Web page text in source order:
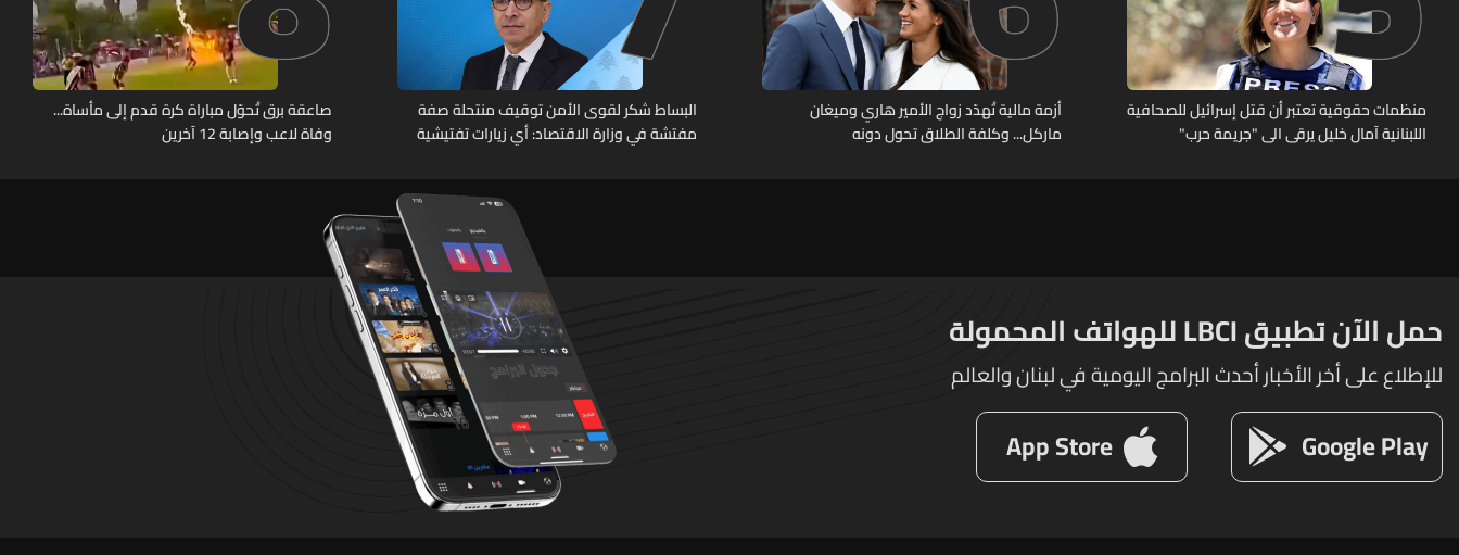
منظمات حقوقية تعتبر أن قتل إسرائيل للصحافية
اللبنانية آمال خليل يرقى الى "جريمة حرب"
أزمة مالية تُهدّد زواج الأمير هاري وميغان
ماركل... وكلفة الطلاق تحول دونه
البساط شكر لقوى الأمن توقيف منتحلة صفة
مفتشة في وزارة الاقتصاد: أي زيارات تفتيشية
صاعقة برق تُحوّل مباراة كرة قدم إلى مأساة...
وفاة لاعب وإصابة 12 آخرين
حمل الآن تطبيق LBCI للهواتف المحمولة
للإطلاع على أخر الأخبار أحدث البرامج اليومية في لبنان والعالم
Google Play
App Store